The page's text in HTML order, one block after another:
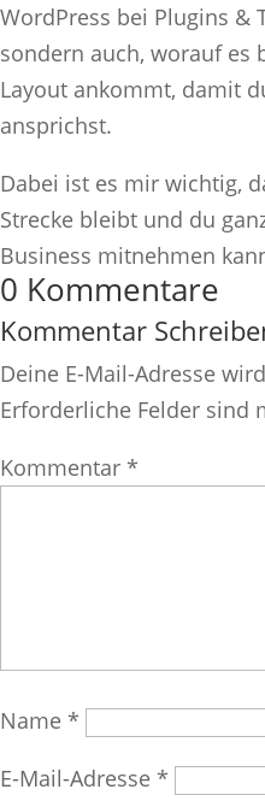
WordPress bei Plugins &
sondern auch, worauf es
Layout ankommt, damit
ansprichst.
Dabei ist es mir wichtig,
Strecke bleibt und du
Business mitnehmen
0 Kommentare
Kommentar
Deine E-Mail-Adresse
Erforderliche Felder sind
Kommentar *
Name *
E-Mail-Adresse *